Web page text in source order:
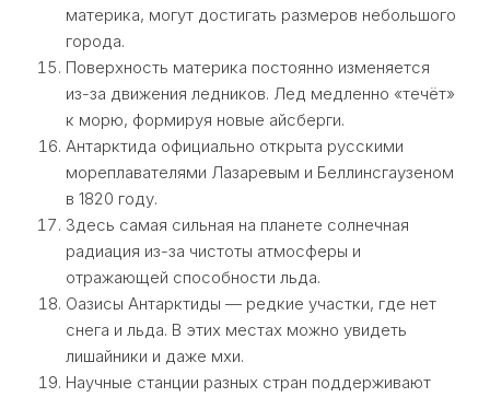
материка, могут достигать размеров небольшого
города.
Поверхность материка постоянно изменяется
из-за движения ледников. Лед медленно «течёт»
к морю, формируя новые айсберги.
Антарктида официально открыта русскими
мореплавателями Лазаревым и Беллинсгаузеном
в 1820 году.
Здесь самая сильная на планете солнечная
радиация из-за чистоты атмосферы и
отражающей способности льда.
Оазисы Антарктиды — редкие участки, где нет
снега и льда. В этих местах можно увидеть
лишайники и даже мхи.
Научные станции разных стран поддерживают